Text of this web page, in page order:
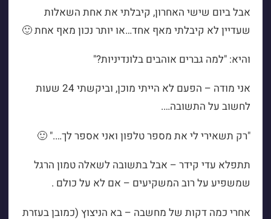
אבל ביום שישי האחרון, קיבלתי את אחת השאלות
שעדיין לא קיבלתי מאף אחד…או יותר נכון מאף אחת 🙂
והיא: "למה גברים אוהבים בלונדיניות?"
אני מודה – הפעם לא הייתי מוכן, וביקשתי 24 שעות
לחשוב על התשובה….
"רק תשאירי לי את מספר טלפון ואני אספר לך…." 🙂
תתפלא עדי קידר – אבל בתשובה לשאלה טמון הרגל
שמשפיע על רוב המשקיעים – אם לא על כולם .
אחרי כמה דקות של מחשבה – בא הניצוץ (כמובן בעזרת